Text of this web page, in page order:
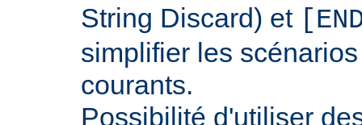
String Discard) et
simplifier les
courants.
Possibilité d'utiliser